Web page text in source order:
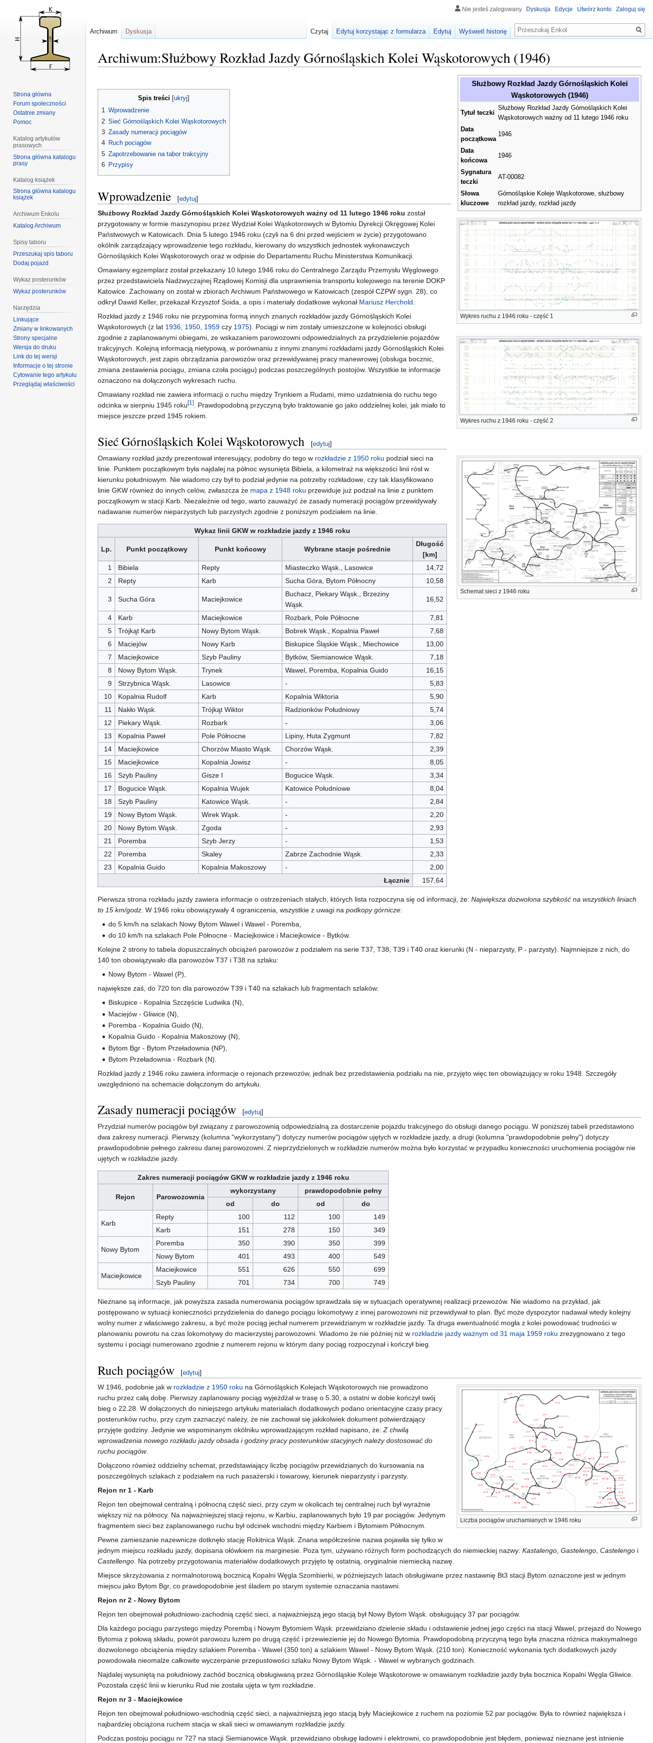
Archiwum:Służbowy Rozkład Jazdy Górnośląskich Kolei Wąskotorowych (1946)
do
do
wyszukiwania
Służbowy Rozkład Jazdy Górnośląskich Kolei
Wąskotorowych (1946)
Tytuł teczki
Służbowy Rozkład Jazdy Górnośląskich Kolei
Wąskotorowych ważny od 11 lutego 1946 roku
Data
początkowa
1946
Data
końcowa
1946
Sygnatura
teczki
AT-00082
Słowa
kluczowe
Górnośląskie Koleje Wąskotorowe, służbowy
rozkład jazdy, rozkład jazdy
Spis treści
1 Wprowadzenie
2 Sieć Górnośląskich Kolei Wąskotorowych
3 Zasady numeracji pociągów
4 Ruch pociągów
5 Zapotrzebowanie na tabor trakcyjny
6 Przypisy
Wprowadzenie [edytuj]
Wykres ruchu z 1946 roku - część 1
Wykres ruchu z 1946 roku - część 2
Służbowy Rozkład Jazdy Górnośląskich Kolei Wąskotorowych ważny od 11 lutego 1946 roku został
przygotowany w formie maszynopisu przez Wydział Kolei Wąskotorowych w Bytomiu Dyrekcji Okręgowej Kolei
Państwowych w Katowicach. Dnia 5 lutego 1946 roku (czyli na 6 dni przed wejściem w życie) przygotowano
okólnik zarządzający wprowadzenie tego rozkładu, kierowany do wszystkich jednostek wykonawczych
Górnośląskich Kolei Wąskotorowych oraz w odpisie do Departamentu Ruchu Ministerstwa Komunikacji.
Omawiany egzemplarz został przekazany 10 lutego 1946 roku do Centralnego Zarządu Przemysłu Węglowego
przez przedstawiciela Nadzwyczajnej Rządowej Komisji dla usprawnienia transportu kolejowego na terenie DOKP
Katowice. Zachowany on został w zbiorach Archiwum Państwowego w Katowicach (zespół CZPW sygn. 28), co
odkrył Dawid Keller, przekazał Krzysztof Soida, a opis i materiały dodatkowe wykonał Mariusz Herchold
Rozkład jazdy z 1946 roku nie przypomina formą innych znanych rozkładów jazdy Górnośląskich Kolei
Wąskotorowych (z lat 1936 1950 1959 czy 1975). Pociągi w nim zostały umieszczone w kolejności obsługi
zgodnie z zaplanowanymi obiegami, ze wskazaniem parowozowni odpowiedzialnych za przydzielenie pojazdów
trakcyjnych. Kolejną informacją nietypową, w porównaniu z innymi znanymi rozkładami jazdy Górnośląskich Kolei
Wąskotorowych, jest zapis obrządzania parowozów oraz przewidywanej pracy manewrowej (obsługa bocznic,
zmiana zestawienia pociągu, zmiana czoła pociągu) podczas poszczególnych postojów. Wszystkie te informacje
oznaczono na dołączonych wykresach ruchu.
Omawiany rozkład nie zawiera informacji o ruchu między Trynkiem a Rudami, mimo uzdatnienia do ruchu tego
odcinka w sierpniu 1945 roku[1]
. Prawdopodobną przyczyną było traktowanie go jako oddzielnej kolei, jak miało to
miejsce jeszcze przed 1945 rokiem.
Sieć Górnośląskich Kolei Wąskotorowych [edytuj]
Schemat sieci z 1946 roku
Omawiany rozkład jazdy prezentował interesujący, podobny do tego w rozkładzie z 1950 roku podział sieci na
linie. Punktem początkowym była najdalej na północ wysunięta Bibiela, a kilometraż na większości linii rósł w
kierunku południowym. Nie wiadomo czy był to podział jedynie na potrzeby rozkładowe, czy tak klasyfikowano
linie GKW również do innych celów, zwłaszcza że mapa z 1948 roku przewiduje już podział na linie z punktem
początkowym w stacji Karb. Niezależnie od tego, warto zauważyć że zasady numeracji pociągów przewidywały
nadawanie numerów nieparzystych lub parzystych zgodnie z poniższym podziałem na linie.
Wykaz linii GKW w rozkładzie jazdy z 1946 roku
Lp. Punkt początkowy Punkt końcowy Wybrane stacje pośrednie
Długość
[km]
1
Bibiela Repty Miasteczko Wąsk., Lasowice
14,72
2
Repty Karb Sucha Góra, Bytom Północny 10,58
3 Sucha Góra Maciejkowice
Buchacz, Piekary Wąsk., Brzeziny
Wąsk.
16,52
4 Karb Maciejkowice Rozbark, Pole Północne
7,81
5
Trójkąt Karb Nowy Bytom Wąsk. Bobrek Wąsk., Kopalnia Paweł
7,68
6
Maciejów Nowy Karb Biskupice Śląskie Wąsk., Miechowice
13,00
7
Maciejkowice Szyb Pauliny Bytków, Siemianowice Wąsk.
7,18
8
Nowy Bytom Wąsk. Trynek Wawel, Poremba, Kopalnia Guido
16,15
9
Strzybnica Wąsk. Lasowice -
5,83
10
Kopalnia Rudolf Karb Kopalnia Wiktoria
5,90
11
Nakło Wąsk. Trójkąt Wiktor Radzionków Południowy
5,74
12
Piekary Wąsk. Rozbark -
3,06
13
Kopalnia Paweł Pole Północne Lipiny, Huta Zygmunt
7,82
14
Maciejkowice Chorzów Miasto Wąsk. Chorzów Wąsk.
2,39
15
Maciejkowice Kopalnia Jowisz -
8,05
16
Szyb Pauliny Gisze I Bogucice Wąsk.
3,34
17
Bogucice Wąsk. Kopalnia Wujek Katowice Południowe
8,04
18
Szyb Pauliny Katowice Wąsk. -
2,84
19
Nowy Bytom Wąsk. Wirek Wąsk. -
2,20
20
Nowy Bytom Wąsk. Zgoda -
2,93
21
Poremba Szyb Jerzy -
1,53
22
Poremba Skaley Zabrze Zachodnie Wąsk.
2,33
23
Kopalnia Guido Kopalnia Makoszowy -
2,00
Łącznie
157,64
Pierwsza strona rozkładu jazdy zawiera informacje o ostrzeżeniach stałych, których lista rozpoczyna się od informacji, że: Największa dozwolona szybkość na wszystkich liniach
to 15 km/godz . W 1946 roku obowiązywały 4 ograniczenia, wszystkie z uwagi na podkopy górnicze:
do 5 km/h na szlakach Nowy Bytom Wawel i Wawel - Poremba,
do 10 km/h na szlakach Pole Północne - Maciejkowice i Maciejkowice - Bytków.
Kolejne 2 strony to tabela dopuszczalnych obciążeń parowozów z podziałem na serie T37, T38, T39 i T40 oraz kierunki (N - nieparzysty, P - parzysty). Najmniejsze z nich, do
140 ton obowiązywało dla parowozów T37 i T38 na szlaku:
Nowy Bytom - Wawel (P),
największe zaś, do 720 ton dla parowozów T39 i T40 na szlakach lub fragmentach szlaków:
Biskupice - Kopalnia Szczęście Ludwika (N),
Maciejów - Gliwice (N),
Poremba - Kopalnia Guido (N),
Kopalnia Guido - Kopalnia Makoszowy (N),
Bytom Bgr - Bytom Przeładownia (NP),
Bytom Przeładownia - Rozbark (N).
Rozkład jazdy z 1946 roku zawiera informacje o rejonach przewozów, jednak bez przedstawienia podziału na nie, przyjęto więc ten obowiązujący w roku 1948. Szczegóły
uwzględniono na schemacie dołączonym do artykułu.
Zasady numeracji pociągów [edytuj]
Przydział numerów pociągów był związany z parowozownią odpowiedzialną za dostarczenie pojazdu trakcyjnego do obsługi danego pociągu. W poniższej tabeli przedstawiono
dwa zakresy numeracji. Pierwszy (kolumna "wykorzystany") dotyczy numerów pociągów ujętych w rozkładzie jazdy, a drugi (kolumna "prawdopodobnie pełny") dotyczy
prawdopodobnie pełnego zakresu danej parowozowni. Z nieprzydzielonych w rozkładzie numerów można było korzystać w przypadku konieczności uruchomienia pociągów nie
ujętych w rozkładzie jazdy.
Zakres numeracji pociągów GKW w rozkładzie jazdy z 1946 roku
Rejon Parowozownia
wykorzystany
prawdopodobnie pełny
od
do od do
Karb
Repty 100 112 100
149
Karb
151 278 150 349
Nowy Bytom
Poremba 350 390 350
399
Nowy Bytom
401 493 400 549
Maciejkowice
Maciejkowice 551 626 550
699
Szyb Pauliny
701 734 700 749
Nieznane są informacje, jak powyższa zasada numerowania pociągów sprawdzała się w sytuacjach operatywnej realizacji przewozów. Nie wiadomo na przykład, jak
postępowano w sytuacji konieczności przydzielenia do danego pociągu lokomotywy z innej parowozowni niż przewidywał to plan. Być może dyspozytor nadawał wtedy kolejny
wolny numer z właściwego zakresu, a być może pociąg jechał numerem przewidzianym w rozkładzie jazdy. Ta druga ewentualność mogła z kolei powodować trudności w
planowaniu powrotu na czas lokomotywy do macierzystej parowozowni. Wiadomo że nie później niż w rozkładzie jazdy ważnym od 31 maja 1959 roku zrezygnowano z tego
systemu i pociągi numerowano zgodnie z numerem rejonu w którym dany pociąg rozpoczynał i kończył bieg.
Ruch pociągów [edytuj]
Liczba pociągów uruchamianych w 1946 roku
W 1946, podobnie jak w rozkładzie z 1950 roku na Górnośląskich Kolejach Wąskotorowych nie prowadzono
ruchu przez całą dobę. Pierwszy zaplanowany pociąg wyjeżdżał w trasę o 5.30, a ostatni w dobie kończył swój
bieg o 22.28. W dołączonych do niniejszego artykułu materiałach dodatkowych podano orientacyjne czasy pracy
posterunków ruchu, przy czym zaznaczyć należy, że nie zachował się jakikolwiek dokument potwierdzający
przyjęte godziny. Jedynie we wspominanym okólniku wprowadzającym rozkład napisano, że: Z chwilą
wprowadzenia nowego rozkładu jazdy obsada i godziny pracy posterunków stacyjnych należy dostosować do
ruchu pociągów.
Dołączono również oddzielny schemat, przedstawiający liczbę pociągów przewidzianych do kursowania na
poszczególnych szlakach z podziałem na ruch pasażerski i towarowy, kierunek nieparzysty i parzysty.
Rejon nr 1 - Karb
Rejon ten obejmował centralną i północną część sieci, przy czym w okolicach tej centralnej ruch był wyraźnie
większy niż na północy. Na najważniejszej stacji rejonu, w Karbiu, zaplanowanych było 19 par pociągów. Jedynym
fragmentem sieci bez zaplanowanego ruchu był odcinek wschodni między Karbiem i Bytomiem Północnym.
Pewne zamieszanie nazewnicze dotknęło stację Rokitnica Wąsk. Znana współcześnie nazwa pojawiła się tylko w
jednym miejscu rozkładu jazdy, dopisana ołówkiem na marginesie. Poza tym, używano różnych form pochodzących do niemieckiej nazwy: Kastalengo Gastelengo Castelengo i
Castellengo . Na potrzeby przygotowania materiałów dodatkowych przyjęto tę ostatnią, oryginalnie niemiecką nazwę.
Miejsce skrzyżowania z normalnotorową bocznicą Kopalni Węgla Szombierki, w późniejszych latach obsługiwane przez nastawnię Bt3 stacji Bytom oznaczone jest w jednym
miejscu jako Bytom Bgr, co prawdopodobnie jest śladem po starym systemie oznaczania nastawni.
Rejon nr 2 - Nowy Bytom
Rejon ten obejmował południowo-zachodnią część sieci, a najważniejszą jego stacją był Nowy Bytom Wąsk. obsługujący 37 par pociągów.
Dla każdego pociągu parzystego między Porembą i Nowym Bytomiem Wąsk. przewidziano dzielenie składu i odstawienie jednej jego części na stacji Wawel, przejazd do Nowego
Bytomia z połową składu, powrót parowozu luzem po drugą część i przewiezienie jej do Nowego Bytomia. Prawdopodobną przyczyną tego była znaczna różnica maksymalnego
dozwolonego obciążenia między szlakiem Poremba - Wawel (350 ton) a szlakiem Wawel - Nowy Bytom Wąsk. (210 ton). Konieczność wykonania tych dodatkowych jazdy
powodowała nieomalże całkowite wyczerpanie przepustowości szlaku Nowy Bytom Wąsk. - Wawel w wybranych godzinach.
Najdalej wysuniętą na południowy zachód bocznicą obsługiwaną przez Górnośląskie Koleje Wąskotorowe w omawianym rozkładzie jazdy była bocznica Kopalni Węgla Gliwice.
Pozostała część linii w kierunku Rud nie została ujęta w tym rozkładzie.
Rejon nr 3 - Maciejkowice
Rejon ten obejmował południowo-wschodnią część sieci, a najważniejszą jego stacją były Maciejkowice z ruchem na poziomie 52 par pociągów. Była to również największa i
najbardziej obciążona ruchem stacja w skali sieci w omawianym rozkładzie jazdy.
Podczas postoju pociągu nr 727 na stacji Siemianowice Wąsk. przewidziano obsługę ładowni i elektrowni, co prawdopodobnie jest błędem, ponieważ nieznane jest istnienie
Nie jesteś zalogowany Dyskusja Edycje Utwórz konto Zaloguj się
Archiwum Dyskusja Czytaj Edytuj korzystając z formularza Edytuj Wyświetl historię
Szukaj
Strona główna
Forum społeczności
Ostatnie zmiany
Pomoc
Katalog artykułów
prasowych
Strona główna katalogu
prasy
Katalog książek
Strona główna katalogu
książek
Archiwum Enkolu
Katalog Archiwum
Spisy taboru
Przeszukaj spis taboru
Dodaj pojazd
Wykaz posterunków
Wykaz posterunków
Narzędzia
Linkujące
Zmiany w linkowanych
Strony specjalne
Wersja do druku
Link do tej wersji
Informacje o tej stronie
Cytowanie tego artykułu
Przeglądaj właściwości